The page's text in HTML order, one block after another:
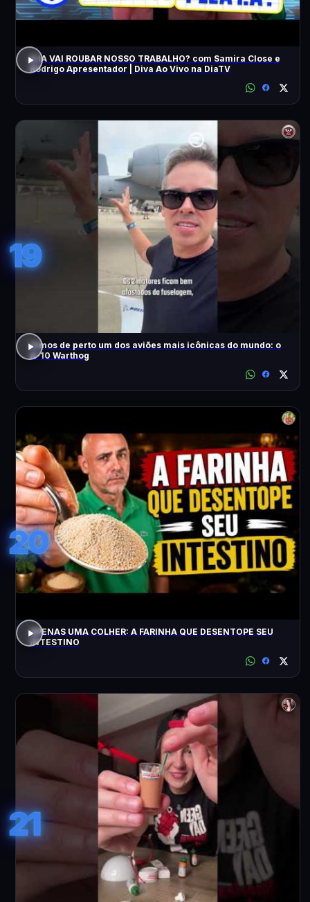
A IA VAI ROUBAR NOSSO TRABALHO? com Samira Close e
Rodrigo Apresentador | Diva Ao Vivo na DiaTV
19
Vimos de perto um dos aviões mais icônicas do mundo: o
A-10 Warthog
20
APENAS UMA COLHER: A FARINHA QUE DESENTOPE SEU
INTESTINO
21